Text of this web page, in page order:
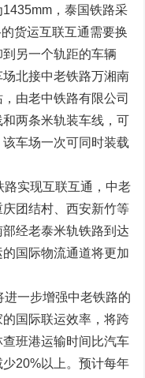
，泰国铁路采
货运互联互通需要换
另一个轨距的车辆
场北接中老铁路万湘南
由老中铁路有限公司
两条米轨装车线，可
车场一次可同时装载
实现互联互通，中老
团结村、西安新竹等
经老泰米轨铁路到达
国际物流通道将更加
一步增强中老铁路的
国际联运效率，将跨
班港运输时间比汽车
20%以上。预计每年